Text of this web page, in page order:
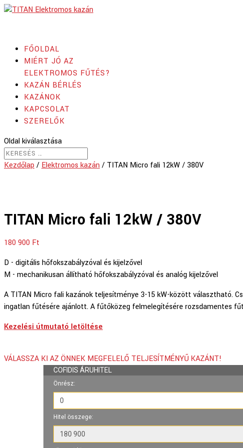
FŐOLDAL
MIÉRT JÓ AZ
ELEKTROMOS FŰTÉS?
KAZÁN BÉRLÉS
KAZÁNOK
KAPCSOLAT
SZERELŐK
Oldal kiválasztása
Kezdőlap / Elektromos kazán / TITAN Micro fali 12kW / 380V
TITAN Micro fali 12kW / 380V
180 900 Ft
D - digitális hőfokszabályzóval és kijelzővel
M - mechanikusan állítható hőfokszabályzóval és analóg kijelzővel
A TITAN Micro fali kazánok teljesítménye 3-15 kW-között választható.
ingatlan fűtésére ajánlott. A fűtőközeg felmelegítésére rozsdamentes
Kezelési útmutató letöltése
VÁLASSZA KI AZ ÖNNEK MEGFELELŐ TELJESÍTMÉNYŰ KAZÁNT!